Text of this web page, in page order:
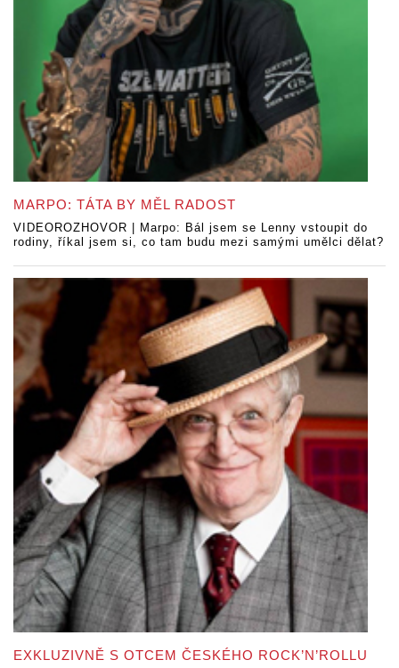
MARPO: TÁTA BY MĚL RADOST
VIDEOROZHOVOR | Marpo: Bál jsem se Lenny vstoupit do
rodiny, říkal jsem si, co tam budu mezi samými umělci dělat?
EXKLUZIVNĚ S OTCEM ČESKÉHO ROCK’N’ROLLU